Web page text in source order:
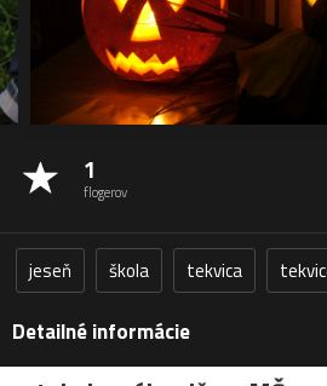
1
flogerov
jeseň škola tekvica
Detailné informácie